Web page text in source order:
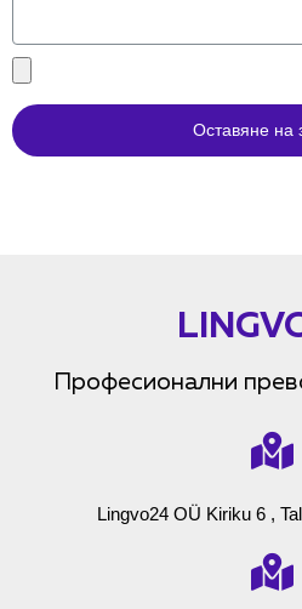
Оставяне на
Професионални
Lingvo24 OÜ Kiriku 6 ,